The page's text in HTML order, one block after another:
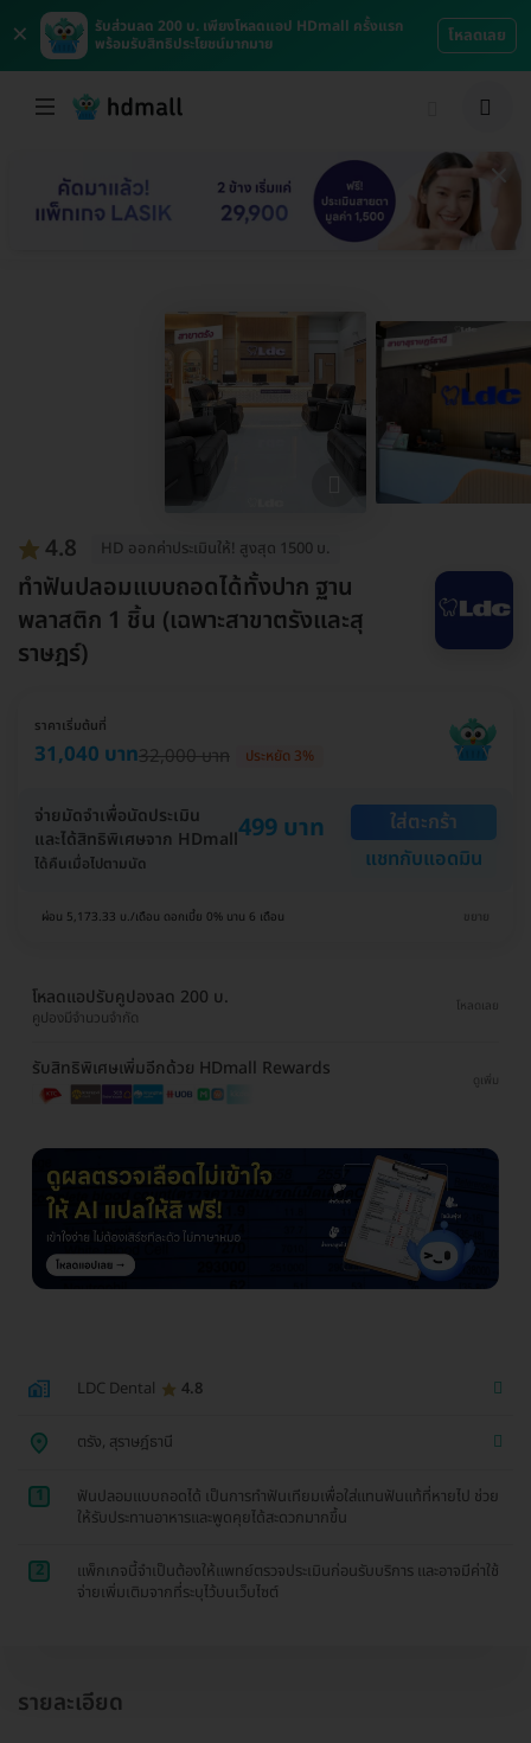
×
รับส่วนลด 200 บ. เพียงโหลดแอป HDmall ครั้งแรก
พร้อมรับสิทธิประโยชน์มากมาย
โหลดเลย
4.8 HD ออกค่าประเมินให้! สูงสุด 1500 บ.
ทำฟันปลอมแบบถอดได้ทั้งปาก ฐาน
พลาสติก 1 ชิ้น (เฉพาะสาขาตรังและสุ
ราษฎร์)
ราคาเริ่มต้นที่
31,040 บาท32,000 บาท ประหยัด 3%
จ่ายมัดจำเพื่อนัดประเมิน
และได้สิทธิพิเศษจาก HDmall499 บาท
ได้คืนเมื่อไปตามนัด
ใส่ตะกร้า
แชทกับแอดมิน
ผ่อน 5,173.33 บ./เดือน ดอกเบี้ย 0% นาน 6 เดือน ขยาย
โหลดแอปรับคูปองลด 200 บ.
คูปองมีจำนวนจำกัด
โหลดเลย
รับสิทธิพิเศษเพิ่มอีกด้วย HDmall Rewards
ดูเพิ่ม
LDC Dental 4.8
ตรัง, สุราษฎ์ธานี
1
ฟันปลอมแบบถอดได้ เป็นการทำฟันเทียมเพื่อใส่แทนฟันแท้ที่หายไป ช่วย
ให้รับประทานอาหารและพูดคุยได้สะดวกมากขึ้น
2
แพ็กเกจนี้จำเป็นต้องให้แพทย์ตรวจประเมินก่อนรับบริการ และอาจมีค่าใช้
จ่ายเพิ่มเติมจากที่ระบุไว้บนเว็บไซต์
รายละเอียด